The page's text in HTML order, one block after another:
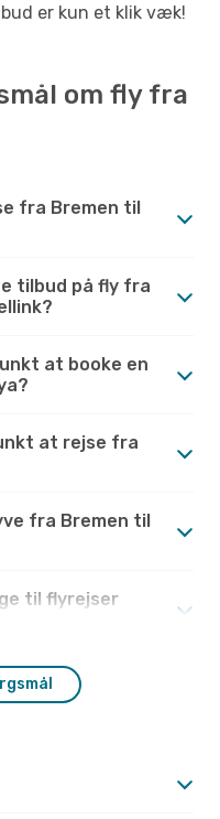
er kun et klik væk!
om fly fra
fra Bremen til
tilbud på fly fra
at booke en
at rejse fra
fra Bremen til
til flyrejser